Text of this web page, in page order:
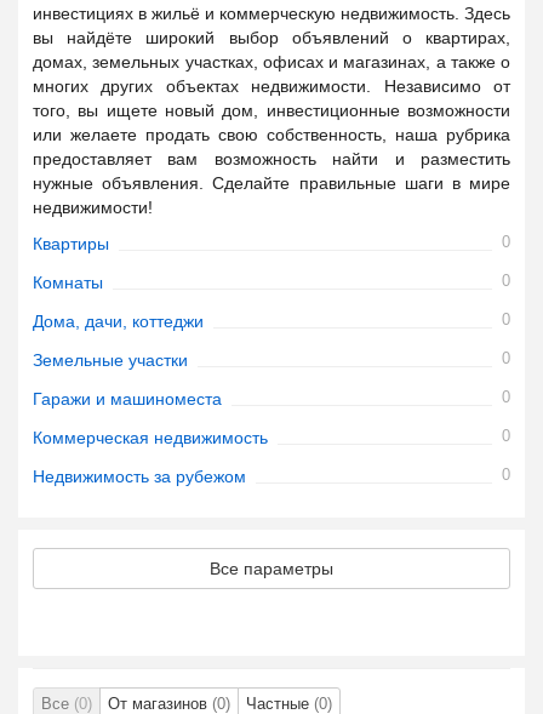
инвестициях в жильё и коммерческую недвижимость. Здесь
вы найдёте широкий выбор объявлений о квартирах,
домах, земельных участках, офисах и магазинах, а также о
многих других объектах недвижимости. Независимо от
того, вы ищете новый дом, инвестиционные возможности
или желаете продать свою собственность, наша рубрика
предоставляет вам возможность найти и разместить
нужные объявления. Сделайте правильные шаги в мире
недвижимости!
Квартиры
0
Комнаты 0
Дома, дачи, коттеджи 0
Земельные участки 0
Гаражи и машиноместа 0
Коммерческая недвижимость 0
Недвижимость за рубежом 0
Все параметры
Все (0) От магазинов (0) Частные (0)